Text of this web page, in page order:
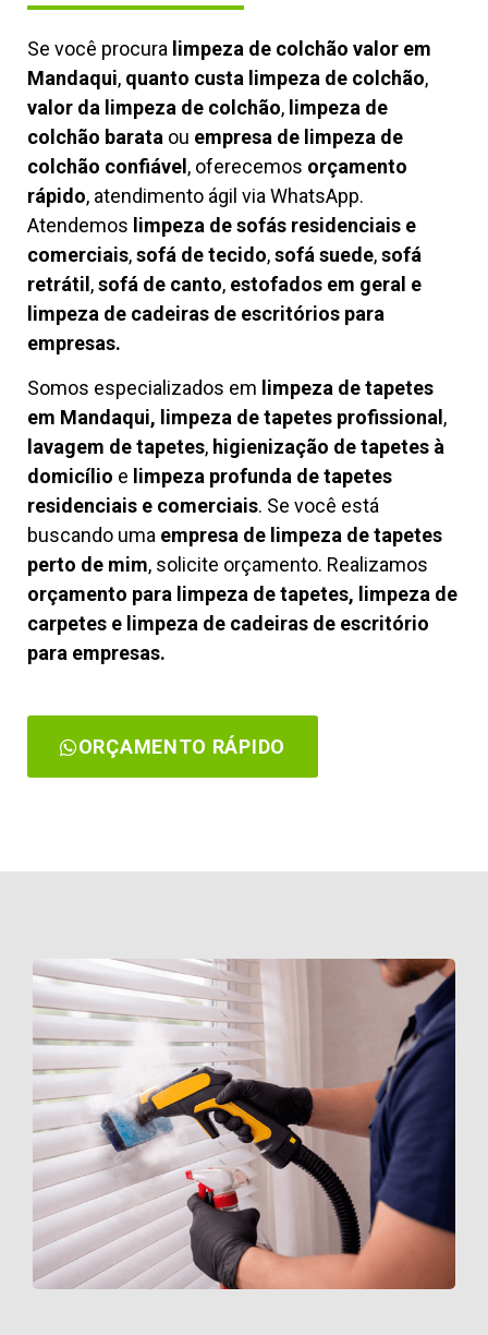
Se você procura limpeza de colchão valor em
Mandaqui, quanto custa limpeza de colchão,
valor da limpeza de colchão, limpeza de
colchão barata ou empresa de limpeza de
colchão confiável, oferecemos orçamento
rápido, atendimento ágil via WhatsApp.
Atendemos limpeza desofás residenciais e
comerciais,sofá de tecido,sofá suede,sofá
retrátil,sofá de canto, estofados em geral e
limpeza de cadeiras de escritórios para
empresas.
Somos especializados em limpeza de tapetes
em Mandaqui, limpeza de tapetes profissional ,
lavagem de tapetes, higienização de tapetes à
domicílio e limpeza profunda de tapetes
residenciais e comerciais. Se você está
buscando uma empresa de limpeza de tapetes
perto de mim, solicite orçamento. Realizamos
orçamento para limpeza de tapetes, limpeza de
carpetes e limpeza de cadeiras de escritório
para empresas.
ORÇAMENTO RÁPIDO